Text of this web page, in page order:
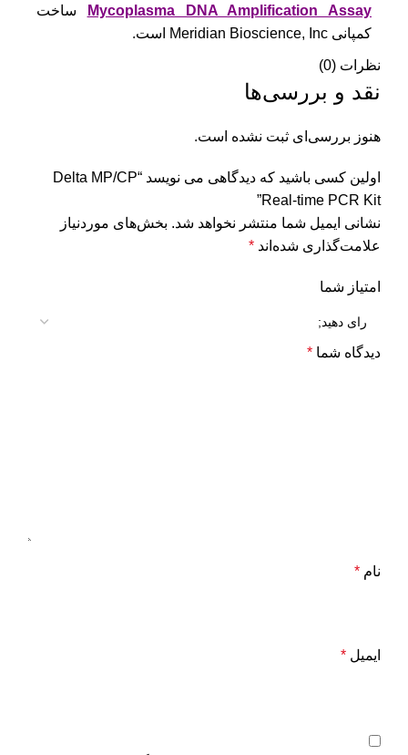
Mycoplasma DNA Amplification Assay
ساخت
کمپانی Meridian Bioscience, Inc است.
نظرات (0)
نقد و بررسی‌ها
هنوز بررسی‌ای ثبت نشده است.
اولین کسی باشید که دیدگاهی می نویسد “Delta MP/CP
Real-time PCR Kit”
نشانی ایمیل شما منتشر نخواهد شد. بخش‌های موردنیاز
علامت‌گذاری شده‌اند *
امتیاز شما
دیدگاه شما *
نام *
ایمیل *